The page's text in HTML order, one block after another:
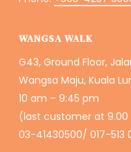
WANGSA WALK
G43, Ground Floor,
Wangsa Maju, Kuala
10 am – 9:45 pm
(last customer at
03-41430500/ 017-513